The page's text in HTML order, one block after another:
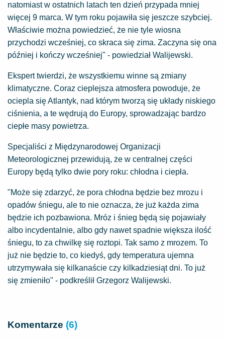
natomiast w ostatnich latach ten dzień przypada mniej
więcej 9 marca. W tym roku pojawiła się jeszcze szybciej.
Właściwie można powiedzieć, że nie tyle wiosna
przychodzi wcześniej, co skraca się zima. Zaczyna się ona
później i kończy wcześniej" - powiedział Walijewski.
Ekspert twierdzi, że wszystkiemu winne są zmiany
klimatyczne. Coraz cieplejsza atmosfera powoduje, że
ociepla się Atlantyk, nad którym tworzą się układy niskiego
ciśnienia, a te wędrują do Europy, sprowadzając bardzo
ciepłe masy powietrza.
Specjaliści z Międzynarodowej Organizacji
Meteorologicznej przewidują, że w centralnej części
Europy będą tylko dwie pory roku: chłodna i ciepła.
"Może się zdarzyć, że pora chłodna będzie bez mrozu i
opadów śniegu, ale to nie oznacza, że już każda zima
będzie ich pozbawiona. Mróz i śnieg będą się pojawiały
albo incydentalnie, albo gdy nawet spadnie większa ilość
śniegu, to za chwilkę się roztopi. Tak samo z mrozem. To
już nie będzie to, co kiedyś, gdy temperatura ujemna
utrzymywała się kilkanaście czy kilkadziesiąt dni. To już
się zmieniło" - podkreślił Grzegorz Walijewski.
Komentarze (6)